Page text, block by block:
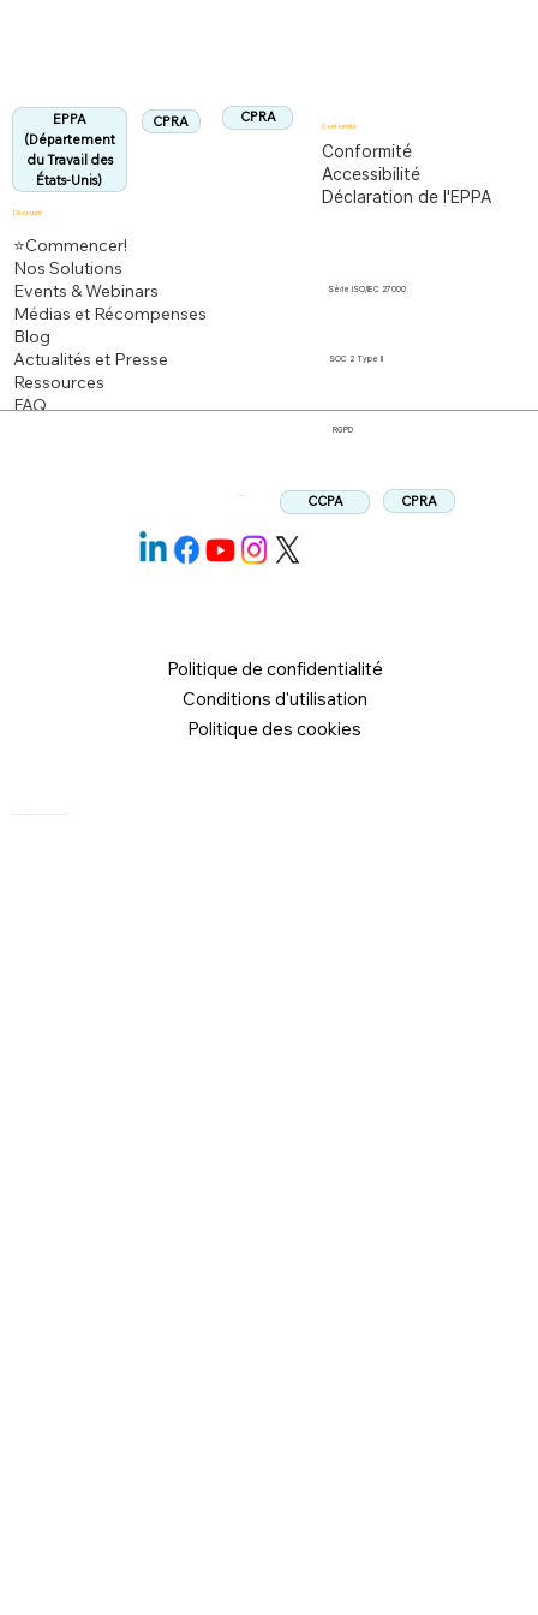
CPRA
EPPA
(Département
du Travail des
États-Unis)
CPRA
Découvrir
⭐Commencer!
Nos Solutions
Events & Webinars
Médias et Récompenses
Blog
Actualités et Presse
Ressources
FAQ
Conformité
Conformité
Accessibilité
Déclaration de l'EPPA
Série ISO/IEC 27000
Politique de confidentialité
Conditions d'utilisation
Politique des cookies
SOC 2 Type II
RGPD
CCPA CPRA